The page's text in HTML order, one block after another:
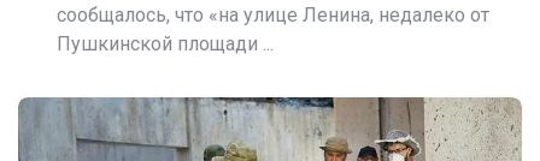
сообщалось, что «на улице Ленина, недалеко от
Пушкинской площади ...